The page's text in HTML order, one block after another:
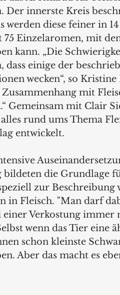
Der innerste Kreis
diese feiner in
Einzelaromen, mit
kann. „Die
einige der
wecken“, so
mit
Gemeinsam mit Clair
rund ums Thema
entwickelt.
die Grundlage
zur Beschreibung
in Fleisch. "Man darf
einer Verkostung immer
wenn das Tier eine
schon kleinste
Aber das macht es